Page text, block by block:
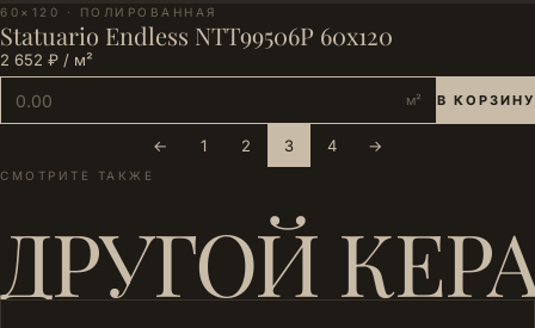
60×120 · ПОЛИРОВАННАЯ
Statuario Endless NTT99506P 60x120
2 652 ₽ / м²
м² В КОРЗИНУ
← 1 2 3 4 →
СМОТРИТЕ ТАКЖЕ
ДРУГОЙ